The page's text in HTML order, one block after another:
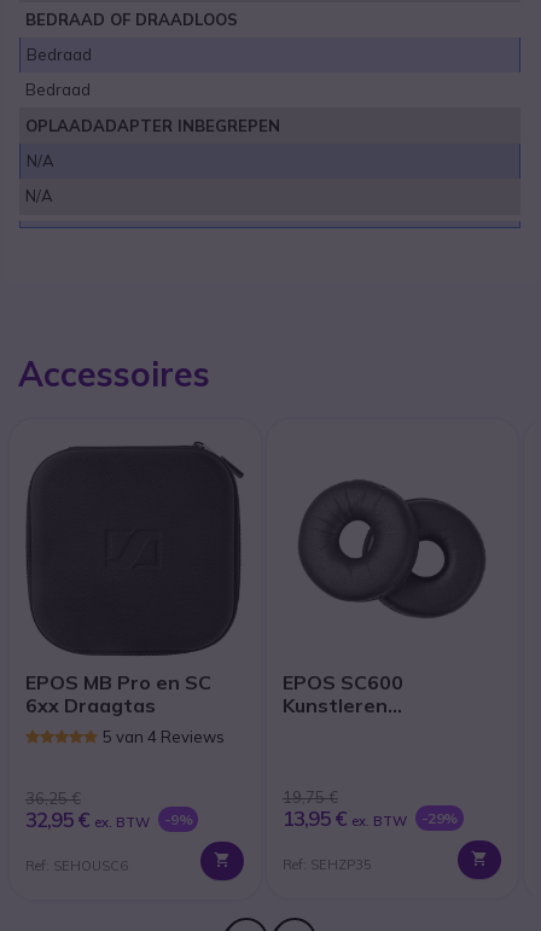
BEDRAAD OF DRAADLOOS
Bedraad
Bedraad
OPLAADADAPTER INBEGREPEN
N/A
N/A
Accessoires
EPOS MB Pro en SC
6xx Draagtas
5 van 4 Reviews
36,25 €
32,95 € ex. BTW -9%
Ref: SEHOUSC6
EPOS SC600
Kunstleren
19,75 €
13,95 € ex. BTW -29%
Ref: SEHZP35